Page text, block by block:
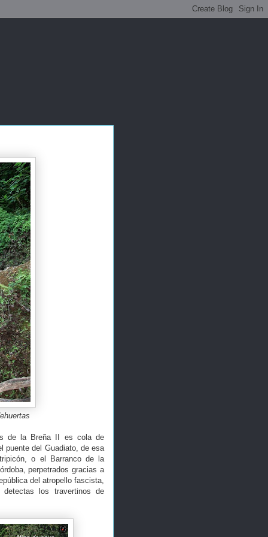
de la Breña II es cola de
puente del Guadiato, de esa
o el Barranco de la
perpetrados gracias a
del atropello fascista,
los travertinos de